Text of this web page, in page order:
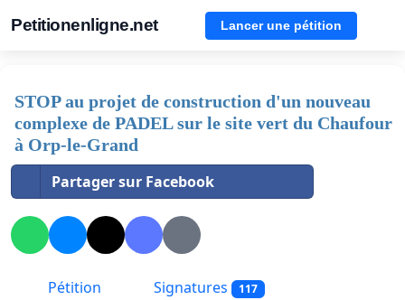
Petitionenligne.net Lancer une pétition
STOP au projet de construction d'un nouveau
complexe de PADEL sur le site vert du Chaufour
à Orp-le-Grand
Partager sur Facebook
Pétition Signatures 117